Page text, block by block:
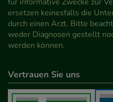
ersetzen keinesfalls die
durch einen Arzt. Bitte
weder Diagnosen gestellt
werden können.
Vertrauen Sie uns